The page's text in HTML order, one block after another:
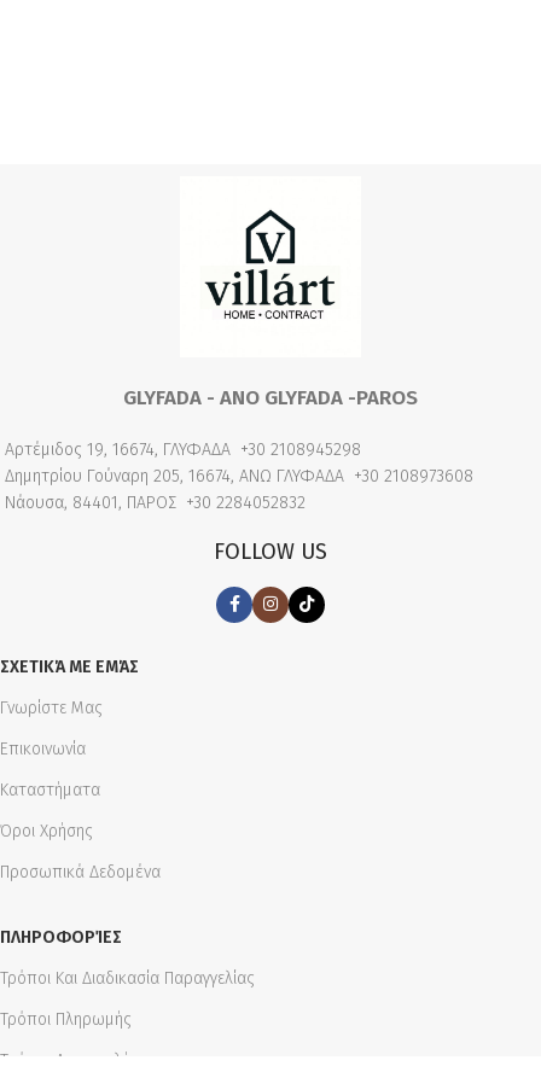
GLYFADA - ANO GLYFADA -PAROS
Αρτέμιδος 19, 16674, ΓΛΥΦΑΔΑ +30 2108945298
Δημητρίου Γούναρη 205, 16674, ΑΝΩ ΓΛΥΦΑΔΑ +30 2108973608
Νάουσα, 84401, ΠΑΡΟΣ +30 2284052832
FOLLOW US
ΣΧΕΤΙΚΆ ΜΕ ΕΜΆΣ
Γνωρίστε Μας
Επικοινωνία
Καταστήματα
Όροι Χρήσης
Προσωπικά Δεδομένα
ΠΛΗΡΟΦΟΡΊΕΣ
Τρόποι Και Διαδικασία Παραγγελίας
Τρόποι Πληρωμής
Τρόποι Αποστολής